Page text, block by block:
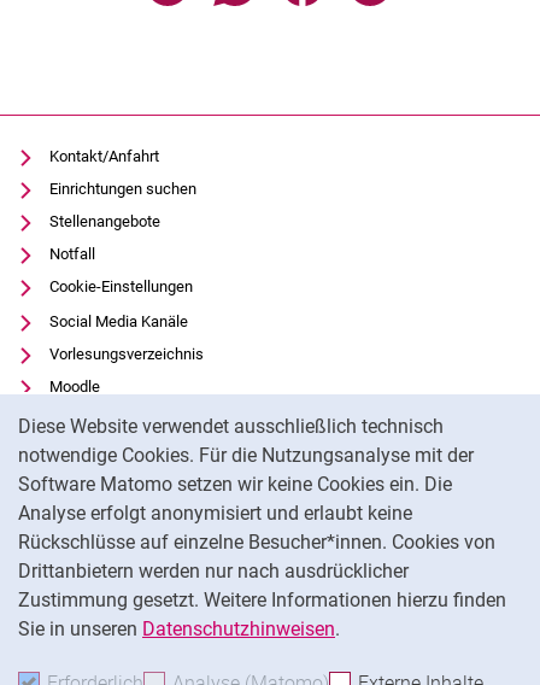
Diese Website verwendet ausschließlich technisch
notwendige Cookies. Für die Nutzungsanalyse mit der
Software Matomo setzen wir keine Cookies ein. Die
Analyse erfolgt anonymisiert und erlaubt keine
Rückschlüsse auf einzelne Besucher*innen. Cookies von
Drittanbietern werden nur nach ausdrücklicher
Zustimmung gesetzt. Weitere Informationen hierzu finden
Sie in unseren Datenschutzhinweisen.
Kontakt/Anfahrt
Einrichtungen suchen
Stellenangebote
Notfall
Cookie-Einstellungen
Social Media Kanäle
Vorlesungsverzeichnis
Moodle
Panopto
Universitätsbibliothek
Datenschutz
Barrierefreiheit
Transparenter KI-Einsatz